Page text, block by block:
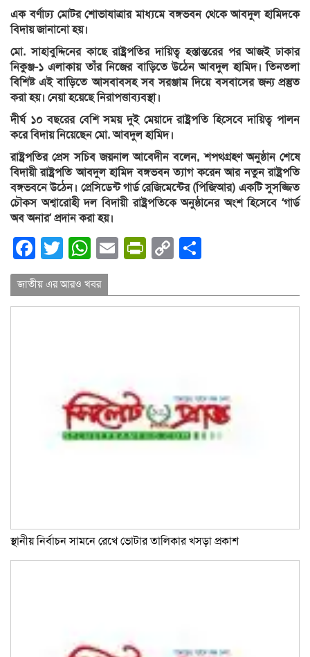
এক বর্ণাঢ্য মোটর শোভাযাত্রার মাধ্যমে বঙ্গভবন থেকে আবদুল হামিদকে
বিদায় জানানো হয়।
মো. সাহাবুদ্দিনের কাছে রাষ্ট্রপতির দায়িত্ব হস্তান্তরের পর আজই ঢাকার
নিকুঞ্জ-১ এলাকায় তাঁর নিজের বাড়িতে উঠেন আবদুল হামিদ। তিনতলা
বিশিষ্ট এই বাড়িতে আসবাবসহ সব সরঞ্জাম দিয়ে বসবাসের জন্য প্রস্তুত
করা হয়। নেয়া হয়েছে নিরাপত্তাব্যবস্থা।
দীর্ঘ ১০ বছরের বেশি সময় দুই মেয়াদে রাষ্ট্রপতি হিসেবে দায়িত্ব পালন
করে বিদায় নিয়েছেন মো. আবদুল হামিদ।
রাষ্ট্রপতির প্রেস সচিব জয়নাল আবেদীন বলেন, শপথগ্রহণ অনুষ্ঠান শেষে
বিদায়ী রাষ্ট্রপতি আবদুল হামিদ বঙ্গভবন ত্যাগ করেন আর নতুন রাষ্ট্রপতি
বঙ্গভবনে উঠেন। প্রেসিডেন্ট গার্ড রেজিমেন্টের (পিজিআর) একটি সুসজ্জিত
চৌকস অশ্বারোহী দল বিদায়ী রাষ্ট্রপতিকে অনুষ্ঠানের অংশ হিসেবে ‘গার্ড
অব অনার’ প্রদান করা হয়।
Facebook
Twitter
WhatsApp
EmailPrintFriendly
Copy
জাতীয় এর আরও খবর
স্থানীয় নির্বাচন সামনে রেখে ভোটার তালিকার খসড়া প্রকাশ